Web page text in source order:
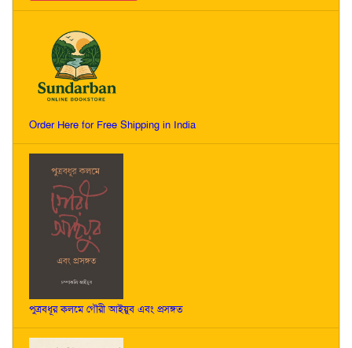
Order Here for Free Shipping in India
পুত্রবধূর কলমে গৌরী আইয়ুব এবং প্রসঙ্গত